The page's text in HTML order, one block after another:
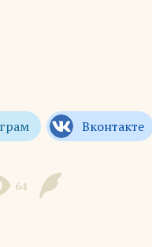
64